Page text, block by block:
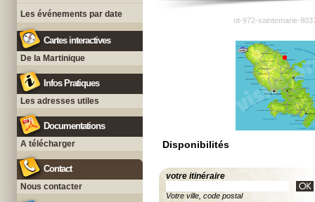
Les événements par date
Cartes interactives
De la Martinique
Infos Pratiques
Les adresses utiles
Documentations
A télécharger
Contact
Nous contacter
ot-972-saintemarie-
Disponibilités
votre itinéraire
Votre ville, code postal